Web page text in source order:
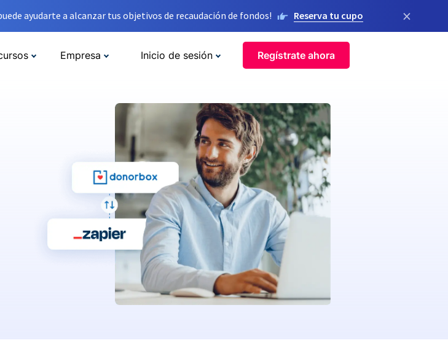
ayudarte a alcanzar tus objetivos de recaudación de fondos! Reserva tu cupo ×
Empresa Inicio de sesión Regístrate ahora